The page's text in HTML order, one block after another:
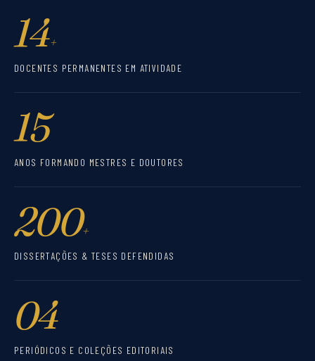
14+
DOCENTES PERMANENTES EM ATIVIDADE
15
ANOS FORMANDO MESTRES E DOUTORES
200+
DISSERTAÇÕES & TESES DEFENDIDAS
04
PERIÓDICOS E COLEÇÕES EDITORIAIS